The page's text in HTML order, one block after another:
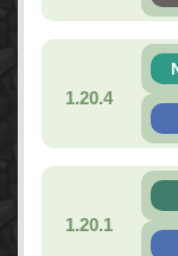
1.20.4
1.20.1